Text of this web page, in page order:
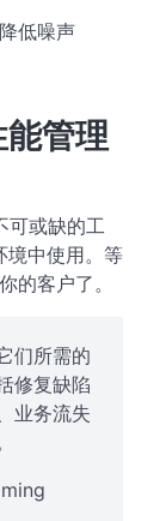
低噪声
管理
可或缺的工
境中使用。等
的客户了。
们所需的
修复缺陷
业务流失